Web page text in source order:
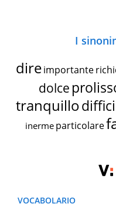
I
dire importante
dolce
tranquillo
inerme particolare
VOCABOLARIO